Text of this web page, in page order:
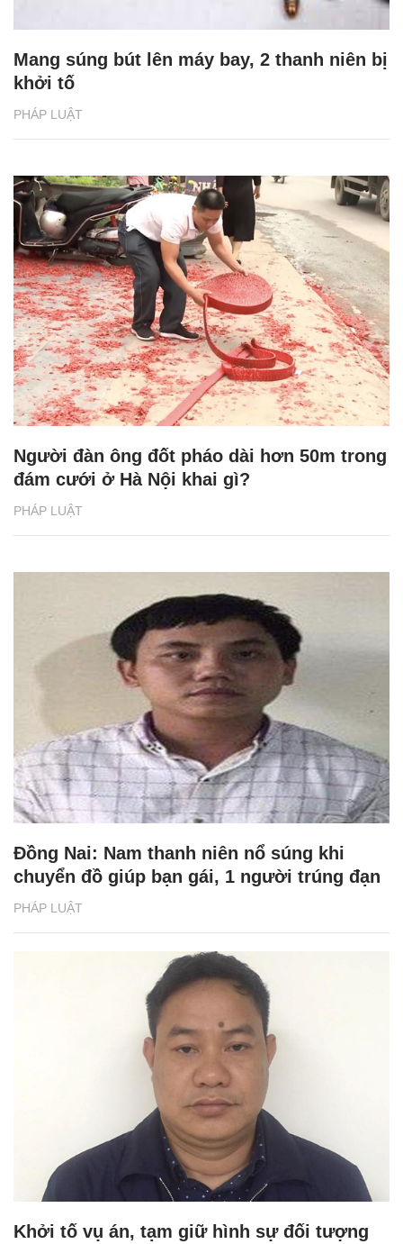
PHÁP LUẬT
Mang súng bút lên máy bay, 2 thanh niên bị
khởi tố
PHÁP LUẬT
Người đàn ông đốt pháo dài hơn 50m trong
đám cưới ở Hà Nội khai gì?
PHÁP LUẬT
Đồng Nai: Nam thanh niên nổ súng khi
chuyển đồ giúp bạn gái, 1 người trúng đạn
Khởi tố vụ án, tạm giữ hình sự đối tượng